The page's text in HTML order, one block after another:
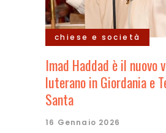
chiese e società
Imad Haddad è il nuovo
luterano in Giordania e
Santa
16 Gennaio 2026